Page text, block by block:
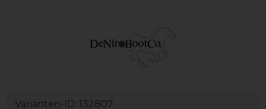
Varianten-ID: 132807